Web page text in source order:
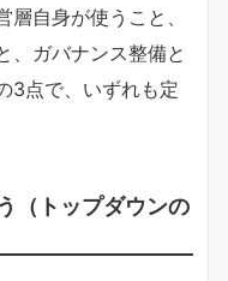
自身が使うこと、
、ガバナンス整備と
3点で、いずれも定
（トップダウンの